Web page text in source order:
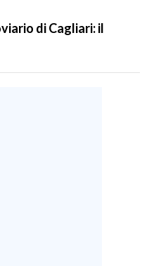
di Cagliari: il